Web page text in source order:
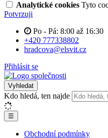
Analytické cookies Tyto
Potvrzuji
Po - Pá: 8:00 až 16:30
+420 777338802
hradcova@elsvit.cz
Přihlásit se
Vyhledat
Kdo hledá, ten najde
☰
Obchodní podmínky